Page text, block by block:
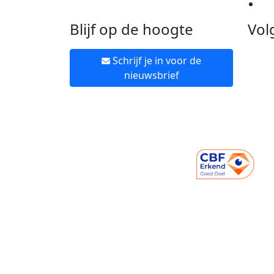
Blijf op de hoogte
Schrijf je in voor de
nieuwsbrief